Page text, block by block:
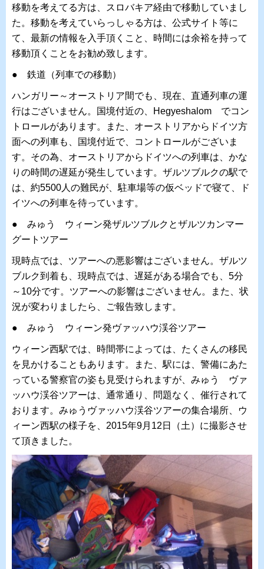
移動を考えてる方は、スロバキア経由で移動していまし
た。移動を考えていらっしゃる方は、公式サイト等に
て、最新の情報を入手頂くこと、時間には余裕を持って
移動頂くことをお勧め致します。
● 鉄道（列車での移動）
ハンガリー～オーストリア間でも、現在、直通列車の運
行はございません。国境付近の、
Hegyeshalom でコン
トロールがあります。また、オーストリアからドイツ方
面への列車も、国境付近で、コントロールがございま
す。その為、オーストリアからドイツへの列車は、かな
りの時間の遅延が発生しています。ザルツブルクの駅で
は、約5500人の難民が、駐車場等の仮ベッドで寝て、ド
イツへの列車を待っています。
● みゅう ウィーン発ザルツブルクとザルツカンマー
グートツアー
現時点では、ツアーへの悪影響はございません。ザルツ
ブルク到着も、現時点では、遅延がある場合でも、5分
～10分です。ツアーへの影響はございません。また、状
況が変わりましたら、ご報告致します。
● みゅう ウィーン発ヴァッハウ渓谷ツアー
ウィーン西駅では、時間帯によっては、たくさんの移民
を見かけることもあります。また、駅には、警備にあた
っている警察官の姿も見受けられますが、みゅう ヴァ
ッハウ渓谷ツアーは、通常通り、問題なく、催行されて
おります。みゅうヴァッハウ渓谷ツアーの集合場所、ウ
ィーン西駅の様子を、2015年9月12日（土）に撮影させ
て頂きました。